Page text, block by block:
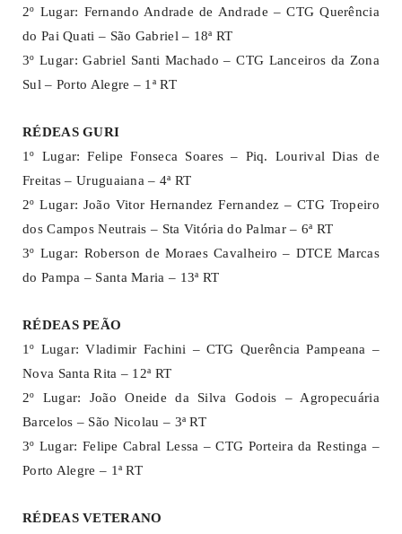
2º Lugar: Fernando Andrade de Andrade – CTG Querência
do Pai Quati – São Gabriel – 18ª RT
3º Lugar: Gabriel Santi Machado – CTG Lanceiros da Zona
Sul – Porto Alegre – 1ª RT
RÉDEAS GURI
1º Lugar: Felipe Fonseca Soares – Piq. Lourival Dias de
Freitas – Uruguaiana – 4ª RT
2º Lugar: João Vitor Hernandez Fernandez – CTG Tropeiro
dos Campos Neutrais – Sta Vitória do Palmar – 6ª RT
3º Lugar: Roberson de Moraes Cavalheiro – DTCE Marcas
do Pampa – Santa Maria – 13ª RT
RÉDEAS PEÃO
1º Lugar: Vladimir Fachini – CTG Querência Pampeana –
Nova Santa Rita – 12ª RT
2º Lugar: João Oneide da Silva Godois – Agropecuária
Barcelos – São Nicolau – 3ª RT
3º Lugar: Felipe Cabral Lessa – CTG Porteira da Restinga –
Porto Alegre – 1ª RT
RÉDEAS VETERANO